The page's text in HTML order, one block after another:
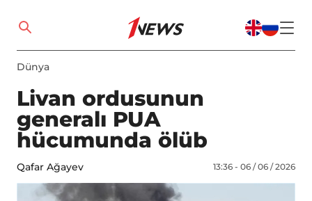
Dünya
Livan ordusunun
generalı PUA
hücumunda ölüb
Qafar Ağayev 13:36 - 06 / 06 / 2026